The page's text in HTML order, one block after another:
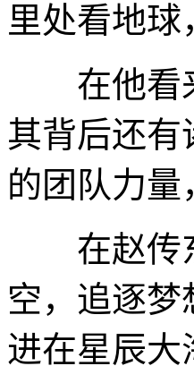
里处看地球
在他看来
其背后还有
的团队力
在赵传东
空，追逐
进在星辰大